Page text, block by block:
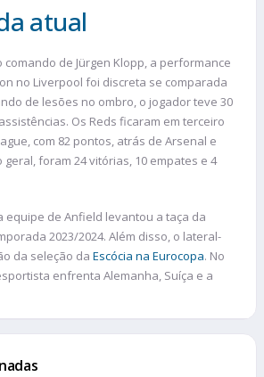
atual
comando de Jürgen Klopp, a performance
no Liverpool foi discreta se comparada
de lesões no ombro, o jogador teve 30
Os Reds ficaram em terceiro
com 82 pontos, atrás de Arsenal e
geral, foram 24 vitórias, 10 empates e 4
equipe de Anfield levantou a taça da
2023/2024. Além disso, o lateral-
da seleção da Escócia na Eurocopa. No
enfrenta Alemanha, Suíça e a